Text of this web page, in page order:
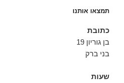
תמצאו אותנו
כתובת
בן גוריון 19
בני ברק
שעות